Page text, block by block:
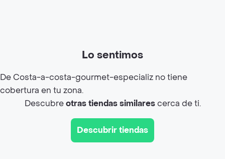
Lo sentimos
De Costa-a-costa-gourmet-especializ no tiene
cobertura en tu zona.
Descubreotras tiendas similarescerca de ti.
Descubrir tiendas